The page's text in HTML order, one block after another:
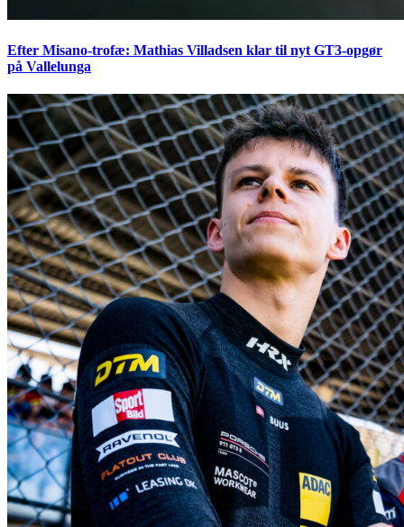
Efter Misano-trofæ: Mathias Villadsen klar til nyt GT3-opgør
på Vallelunga